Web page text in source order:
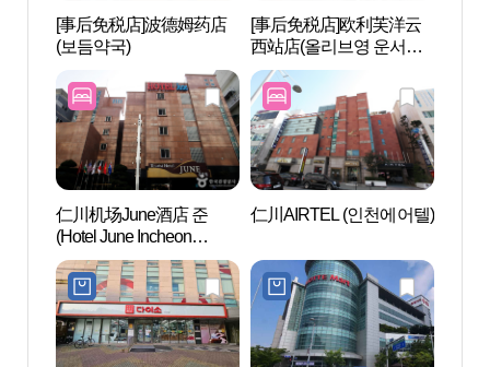
[事后免税店]波德姆药店
(보듬약국)
[事后免税店]欧利芙洋云
西站店(올리브영 운서역
점)
仁川机场June酒店 준
(Hotel June Incheon
Airport)
仁川AIRTEL (인천에어텔)